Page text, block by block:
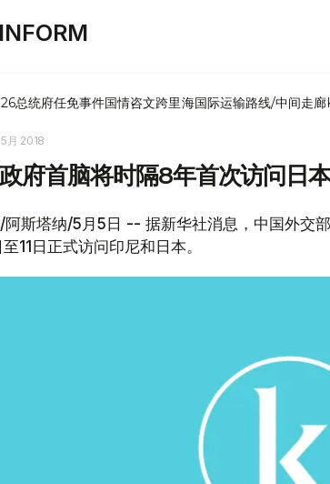
总统府任免事件国情咨文跨里海国际运输路线/中间走廊
月 2018
府首脑将时隔8年首次访问日
阿斯塔纳/5月5日 -- 据新华社消息，中国外交
11日正式访问印尼和日本。